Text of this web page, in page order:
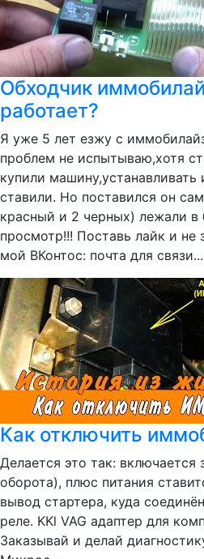
Обходчик
работает?
Я уже 5 лет езжу с
проблем не испытываю,хотя
купили
ставили. Но поставился он
красный и 2 черных) лежали
просмотр!!! Поставь лайк и не
мой ВКонтос: почта для связи...
Как отключить
Делается это так: включается
оборота), плюс питания
вывод стартера, куда
реле. KKl VAG адаптер для
Заказывай и делай